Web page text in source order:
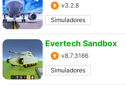
v3.2.8
Simuladores
Evertech Sandbox
v8.7.3166
Simuladores